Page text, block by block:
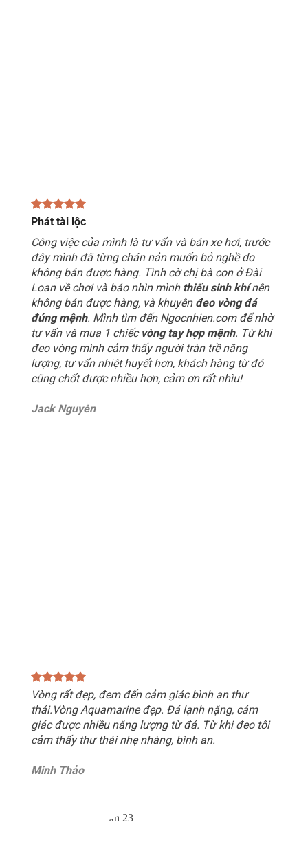
Phát tài lộc
Công việc của mình là tư vấn và bán xe hơi, trước
đây mình đã từng chán nản muốn bỏ nghề do
không bán được hàng. Tình cờ chị bà con ở Đài
Loan về chơi và bảo nhìn mình thiếu sinh khínên
không bán được hàng, và khuyên đeo vòng đá
đúng mệnh. Mình tìm đến Ngocnhien.com để nhờ
tư vấn và mua 1 chiếc vòng tay hợp mệnh. Từ khi
đeo vòng mình cảm thấy người tràn trề năng
lượng, tư vấn nhiệt huyết hơn, khách hàng từ đó
cũng chốt được nhiều hơn, cảm ơn rất nhìu!
Jack Nguyễn
Vòng rất đẹp, đem đến cảm giác bình an thư
thái.Vòng Aquamarine đẹp. Đá lạnh nặng, cảm
giác được nhiều năng lượng từ đá. Từ khi đeo tôi
cảm thấy thư thái nhẹ nhàng, bình an.
Minh Thảo